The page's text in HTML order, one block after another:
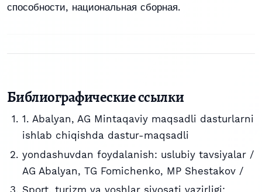
способности, национальная сборная.
Библиографические ссылки
1. Abalyan, AG Mintaqaviy maqsadli dasturlarni
ishlab chiqishda dastur-maqsadli
yondashuvdan foydalanish: uslubiy tavsiyalar /
AG Abalyan, TG Fomichenko, MP Shestakov /
Sport, turizm va yoshlar siyosati vazirligi;